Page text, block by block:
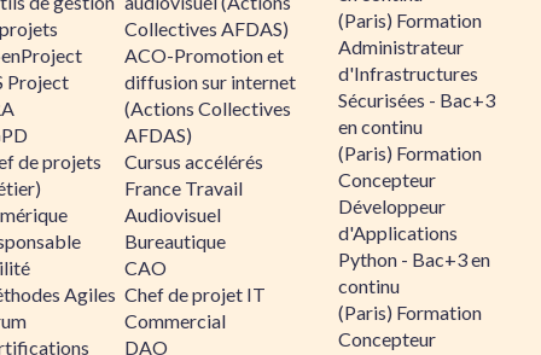
Project
de projets
Agiles
Collectives AFDAS)
ACO-Promotion et
diffusion sur internet
(Actions Collectives
AFDAS)
Cursus accélérés
France Travail
Audiovisuel
Bureautique
CAO
Chef de projet IT
Commercial
DAO
(Paris) Formation
Administrateur
d'Infrastructures
Sécurisées - Bac+3
en continu
(Paris) Formation
Concepteur
Développeur
d'Applications
Python - Bac+3 en
continu
(Paris) Formation
Concepteur